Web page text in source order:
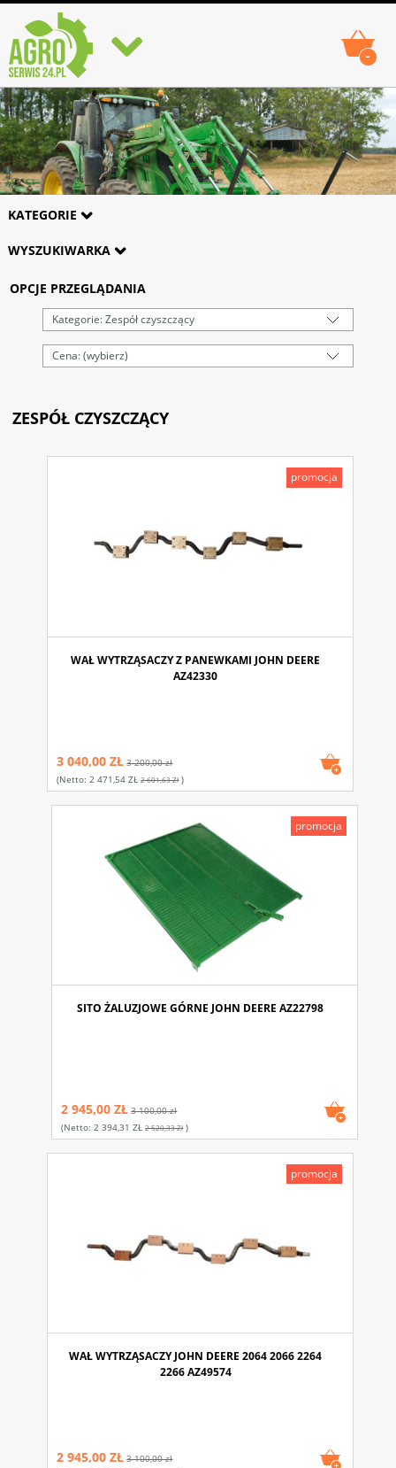
-
KATEGORIE
WYSZUKIWARKA
OPCJE PRZEGLĄDANIA
Kategorie: Zespół czyszczący
Cena: (wybierz)
ZESPÓŁ CZYSZCZĄCY
WAŁ WYTRZĄSACZY Z PANEWKAMI JOHN DEERE
AZ42330
3 040,00 ZŁ 3 200,00 zł
(netto: 2 471,54 ZŁ 2 601,63 Zł)
promocja
SITO ŻALUZJOWE GÓRNE JOHN DEERE AZ22798
2 945,00 ZŁ 3 100,00 zł
(netto:2 394,31 ZŁ 2 520,33 Zł)
promocja
WAŁ WYTRZĄSACZY JOHN DEERE 2064 2066 2264
2266 AZ49574
2 945,00 ZŁ 3 100,00 zł
promocja